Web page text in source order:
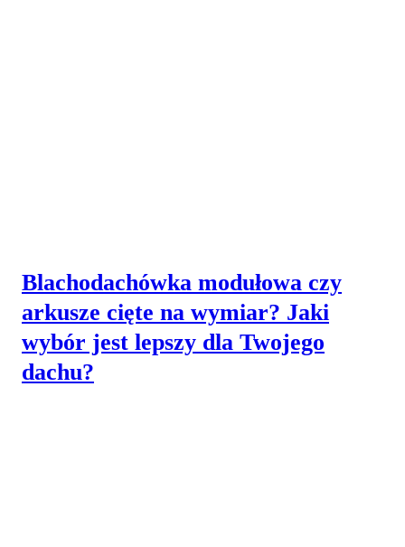
Blachodachówka modułowa czy
arkusze cięte na wymiar? Jaki
wybór jest lepszy dla Twojego
dachu?